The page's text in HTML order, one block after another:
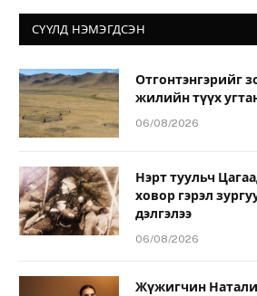
СҮҮЛД НЭМЭГДСЭН
Отгонтэнгэрийг
жилийн түүх
06/08/2026
Нэрт туульч
ховор гэрэл
дэлгэлээ
06/08/2026
Жүжигчин